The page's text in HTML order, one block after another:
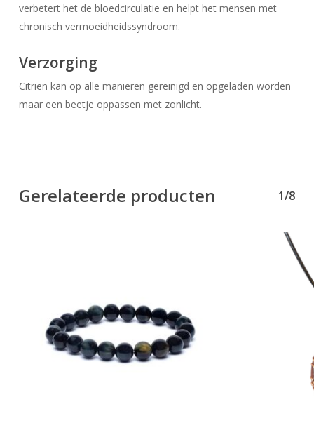
Go To Shop
verbetert het de bloedcirculatie en helpt het mensen met
chronisch vermoeidheidssyndroom.
Verzorging
Citrien kan op alle manieren gereinigd en opgeladen worden
maar een beetje oppassen met zonlicht.
Gerelateerde producten 1/8